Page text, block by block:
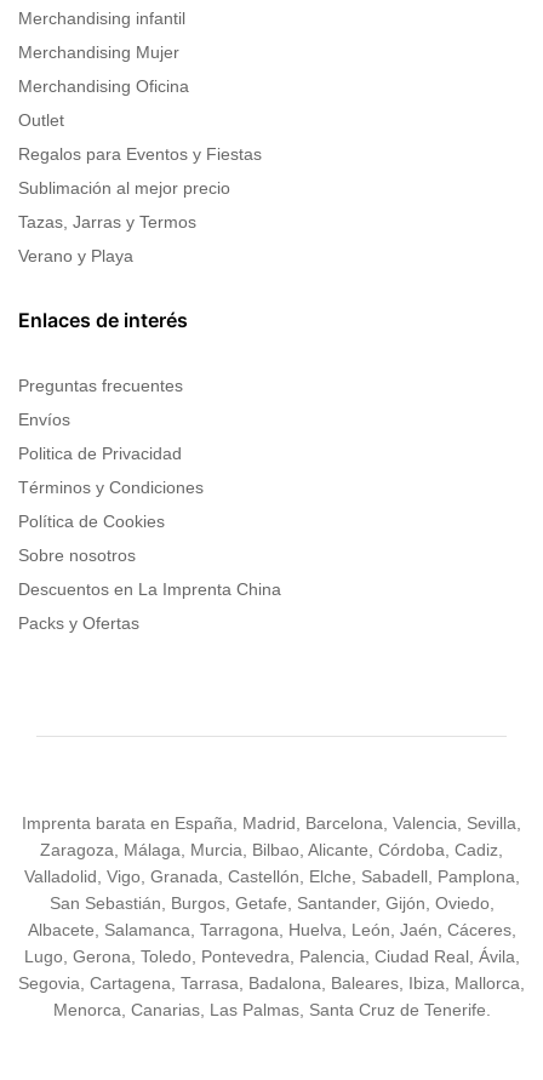
Merchandising infantil
Merchandising Mujer
Merchandising Oficina
Outlet
Regalos para Eventos y Fiestas
Sublimación al mejor precio
Tazas, Jarras y Termos
Verano y Playa
Enlaces de interés
Preguntas frecuentes
Envíos
Politica de Privacidad
Términos y Condiciones
Política de Cookies
Sobre nosotros
Descuentos en La Imprenta China
Packs y Ofertas
Imprenta barata en España, Madrid, Barcelona, Valencia, Sevilla,
Zaragoza, Málaga, Murcia, Bilbao, Alicante, Córdoba, Cadiz,
Valladolid, Vigo, Granada, Castellón, Elche, Sabadell, Pamplona,
San Sebastián, Burgos, Getafe, Santander, Gijón, Oviedo,
Albacete, Salamanca, Tarragona, Huelva, León, Jaén, Cáceres,
Lugo, Gerona, Toledo, Pontevedra, Palencia, Ciudad Real, Ávila,
Segovia, Cartagena, Tarrasa, Badalona, Baleares, Ibiza, Mallorca,
Menorca, Canarias, Las Palmas, Santa Cruz de Tenerife.